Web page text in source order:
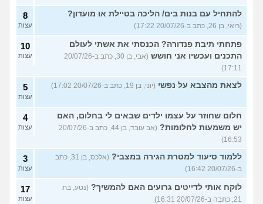
להתחיל עם בנות בים/ הליכה בטיילת או מועדון?
(רואי, בן 26, כתב ב-20/07/26 17:22)
8
עצות
פתחתי תיבת פנדורה? הכנסתי את אשתי לעולם
התכנים ועכשיו אני חושש
(אבי, בן 30, כתב ב-20/07/26
17:11)
10
עצות
לצאת מהצבא על נפשי (יוני, בן 19, כתב ב-20/07/26 17:02) 5
עצות
חלום שחוזר על עצמו ילדים שבאים לי בחלום, האם
יש משמעות לחלומות?
(אב עובד, בן 44, כתב ב-20/07/26
16:53)
4
עצות
ללמוד סיעוד למטרת הגירה במצבי?
(אלכס, בן 31, כתב
ב-20/07/26 16:42)
3
עצות
לוקח אותי לדייטים גרועים האם להמשיך? (נטע, בת
21, כתבה ב-20/07/26 16:31)
17
עצות